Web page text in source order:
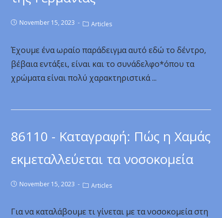
November 15, 2023 Articles
Έχουμε ένα ωραίο παράδειγμα αυτό εδώ το δέντρο,
βέβαια εντάξει, είναι και το συνάδελφο*όπου τα
χρώματα είναι πολύ χαρακτηριστικά ...
86110 - Καταγραφή: Πώς η Χαμάς
εκμεταλλεύεται τα νοσοκομεία
November 15, 2023 Articles
Για να καταλάβουμε τι γίνεται με τα νοσοκομεία στη